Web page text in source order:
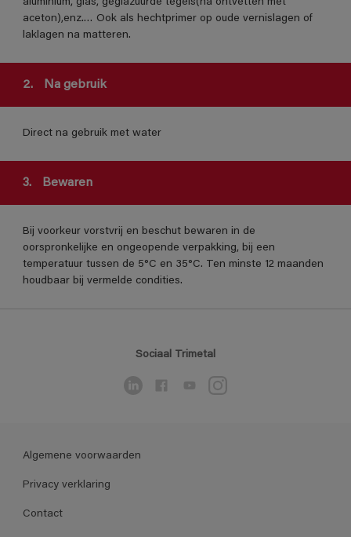
aceton),enz.… Ook als hechtprimer op oude vernislagen of
laklagen na matteren.
2. Na gebruik
Direct na gebruik met water
3. Bewaren
Bij voorkeur vorstvrij en beschut bewaren in de
oorspronkelijke en ongeopende verpakking, bij een
temperatuur tussen de 5°C en 35°C. Ten minste 12 maanden
houdbaar bij vermelde condities.
Sociaal Trimetal
Algemene voorwaarden
Privacy verklaring
Contact